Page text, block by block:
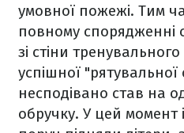
умовної пожежі. Тим
повному спорядженні
зі стіни
успішної "рятувальної
несподівано став на
обручку. У цей